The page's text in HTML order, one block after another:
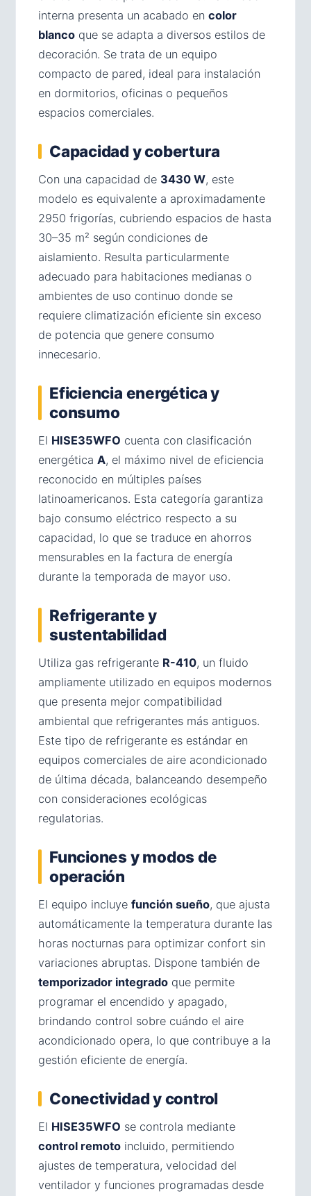
interna presenta un acabado en color
blanco que se adapta a diversos estilos de
decoración. Se trata de un equipo
compacto de pared, ideal para instalación
en dormitorios, oficinas o pequeños
espacios comerciales.
Capacidad y cobertura
Con una capacidad de 3430 W, este
modelo es equivalente a aproximadamente
2950 frigorías, cubriendo espacios de hasta
30–35 m² según condiciones de
aislamiento. Resulta particularmente
adecuado para habitaciones medianas o
ambientes de uso continuo donde se
requiere climatización eficiente sin exceso
de potencia que genere consumo
innecesario.
Eficiencia energética y
consumo
El HISE35WFO cuenta con clasificación
energética A, el máximo nivel de eficiencia
reconocido en múltiples países
latinoamericanos. Esta categoría garantiza
bajo consumo eléctrico respecto a su
capacidad, lo que se traduce en ahorros
mensurables en la factura de energía
durante la temporada de mayor uso.
Refrigerante y
sustentabilidad
Utiliza gas refrigerante R-410, un fluido
ampliamente utilizado en equipos modernos
que presenta mejor compatibilidad
ambiental que refrigerantes más antiguos.
Este tipo de refrigerante es estándar en
equipos comerciales de aire acondicionado
de última década, balanceando desempeño
con consideraciones ecológicas
regulatorias.
Funciones y modos de
operación
El equipo incluye función sueño, que ajusta
automáticamente la temperatura durante las
horas nocturnas para optimizar confort sin
variaciones abruptas. Dispone también de
temporizador integrado que permite
programar el encendido y apagado,
brindando control sobre cuándo el aire
acondicionado opera, lo que contribuye a la
gestión eficiente de energía.
Conectividad y control
El HISE35WFO se controla mediante
control remoto incluido, permitiendo
ajustes de temperatura, velocidad del
ventilador y funciones programadas desde